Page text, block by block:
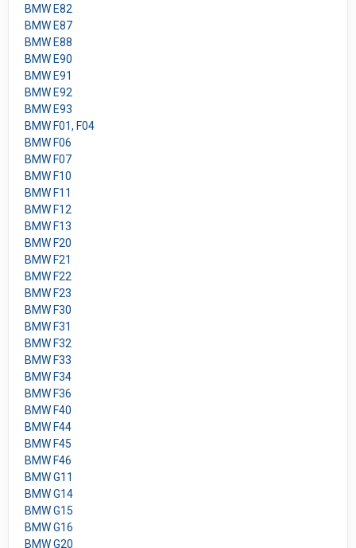
BMW E82
BMW E87
BMW E88
BMW E90
BMW E91
BMW E92
BMW E93
BMW F01, F04
BMW F06
BMW F07
BMW F10
BMW F11
BMW F12
BMW F13
BMW F20
BMW F21
BMW F22
BMW F23
BMW F30
BMW F31
BMW F32
BMW F33
BMW F34
BMW F36
BMW F40
BMW F44
BMW F45
BMW F46
BMW G11
BMW G14
BMW G15
BMW G16
BMW G20